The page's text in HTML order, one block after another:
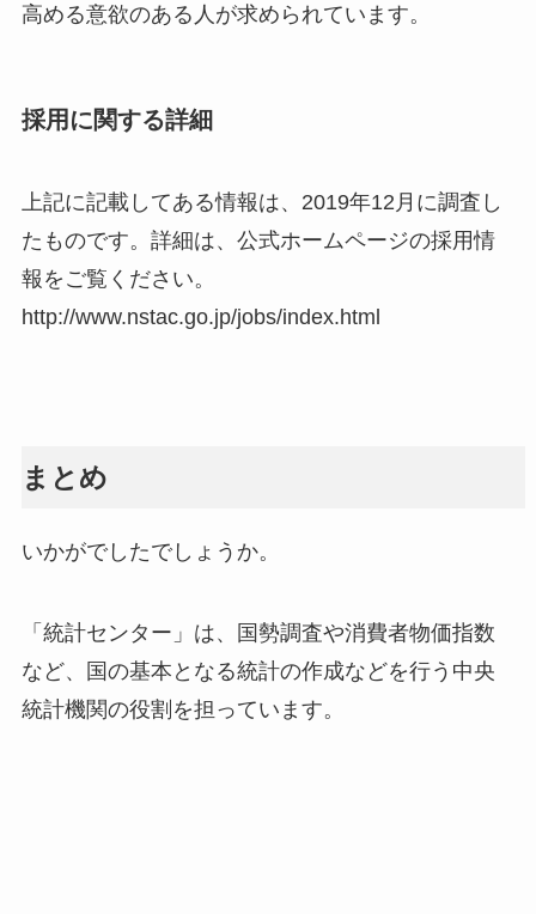
高める意欲のある人が求められています。
採用に関する詳細
上記に記載してある情報は、2019年12月に調査し
たものです。詳細は、公式ホームページの採用情
報をご覧ください。
http://www.nstac.go.jp/jobs/index.html
まとめ
いかがでしたでしょうか。
「統計センター」は、国勢調査や消費者物価指数
など、国の基本となる統計の作成などを行う中央
統計機関の役割を担っています。